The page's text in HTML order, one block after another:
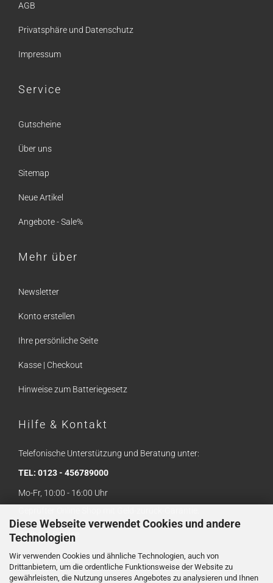
Diese Webseite verwendet Cookies und andere
Technologien
Wir verwenden Cookies und ähnliche Technologien, auch von
Drittanbietern, um die ordentliche Funktionsweise der Website zu
gewährleisten, die Nutzung unseres Angebotes zu analysieren und Ihnen
AGB
Privatsphäre und Datenschutz
Impressum
Service
Gutscheine
Über uns
Sitemap
Neue Artikel
Angebote - Sale%
Mehr über
Newsletter
Konto erstellen
Ihre persönliche Seite
Kasse | Checkout
Hinweise zum Batteriegesetz
Hilfe & Kontakt
Telefonische Unterstützung und Beratung unter:
TEL: 0123 - 456789000
Mo-Fr, 10:00 - 16:00 Uhr
Callback Service
Kontaktformular